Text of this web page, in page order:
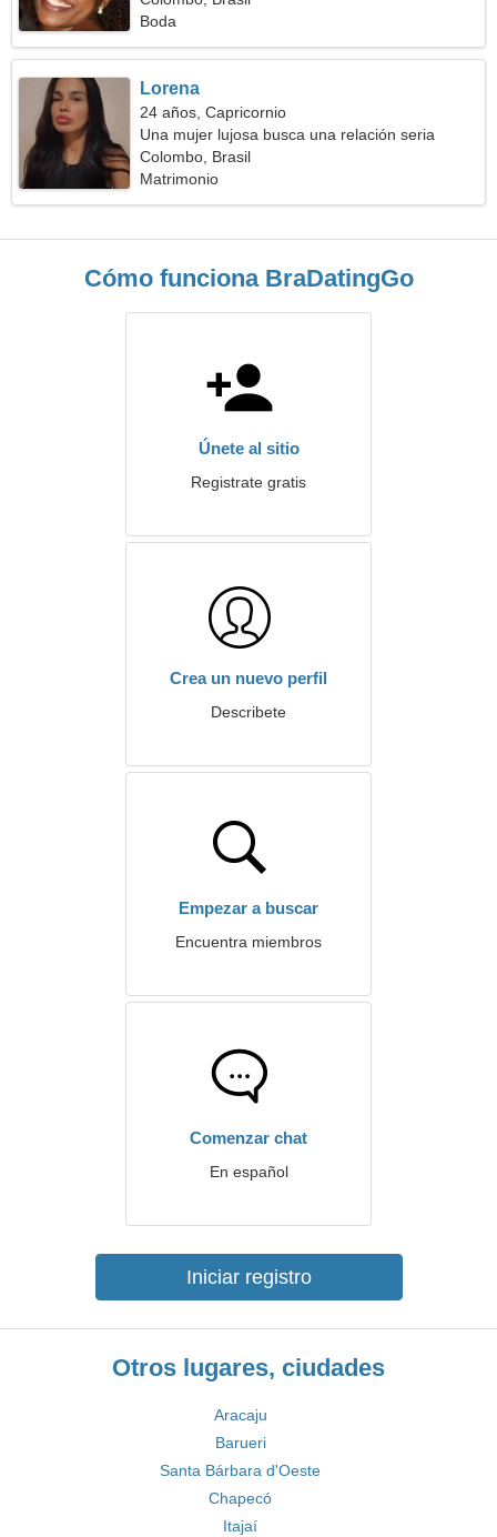
Boda
Lorena
24 años, Capricornio
Una mujer lujosa busca una relación seria
Colombo, Brasil
Matrimonio
Cómo funciona BraDatingGo
Únete al sitio
Registrate gratis
Crea un nuevo perfil
Describete
Empezar a buscar
Encuentra miembros
Comenzar chat
En español
Iniciar registro
Otros lugares, ciudades
Aracaju
Barueri
Santa Bárbara d'Oeste
Chapecó
Itajaí